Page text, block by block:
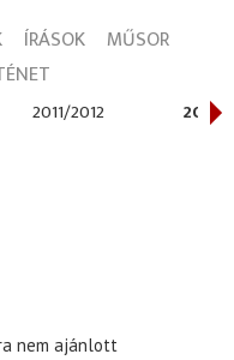
ÍRÁSOK
MŰSOR
2011/2012 2010/
nem ajánlott